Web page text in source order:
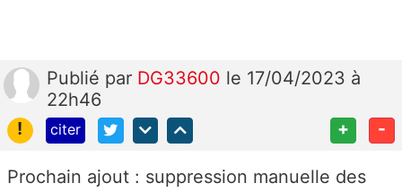
Publié par DG33600 le 17/04/2023 à
22h46
!
citer + -
Prochain ajout : suppression manuelle des